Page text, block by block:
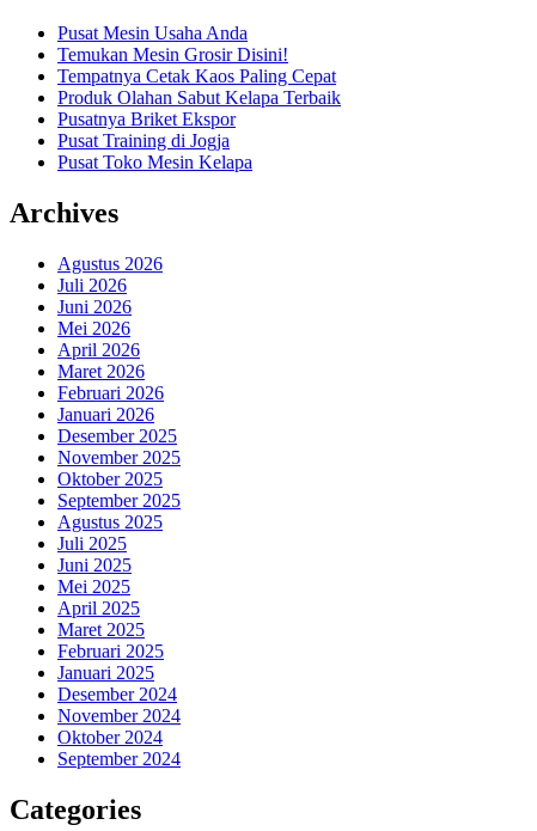
Pusat Mesin Usaha Anda
Temukan Mesin Grosir Disini!
Tempatnya Cetak Kaos Paling Cepat
Produk Olahan Sabut Kelapa Terbaik
Pusatnya Briket Ekspor
Pusat Training di Jogja
Pusat Toko Mesin Kelapa
Archives
Agustus 2026
Juli 2026
Juni 2026
Mei 2026
April 2026
Maret 2026
Februari 2026
Januari 2026
Desember 2025
November 2025
Oktober 2025
September 2025
Agustus 2025
Juli 2025
Juni 2025
Mei 2025
April 2025
Maret 2025
Februari 2025
Januari 2025
Desember 2024
November 2024
Oktober 2024
September 2024
Categories